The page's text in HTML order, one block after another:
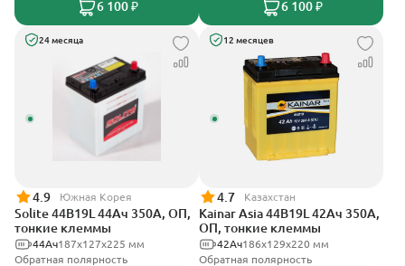
6 100 ₽ 6 100 ₽
24 месяца
4.9 Южная Корея
Solite 44B19L 44Ач 350А, ОП,
тонкие клеммы
187x127x225 мм
44Ач
Обратная полярность
12 месяцев
4.7 Казахстан
Kainar Asia 44B19L 42Ач 350А,
ОП, тонкие клеммы
186х129х220 мм
42Ач
Обратная полярность